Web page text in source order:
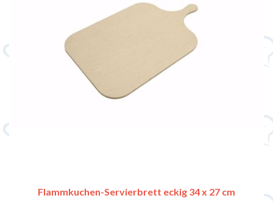
Flammkuchen-Servierbrett eckig 34 x 27 cm